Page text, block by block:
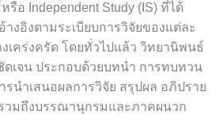
อ Independent Study (IS) ที่ได้
างอิงตามระเบียบการวิจัยของแต่ละ
เคร่งครัด โดยทั่วไปแล้ว วิทยานิพนธ์
ดเจน ประกอบด้วยบทนำ การทบทวน
นำเสนอผลการวิจัย สรุปผล อภิปราย
วมถึงบรรณานุกรมและภาคผนวก